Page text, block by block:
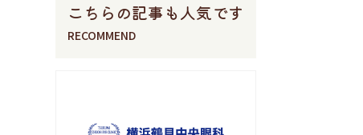
こちらの記事も人気です
RECOMMEND